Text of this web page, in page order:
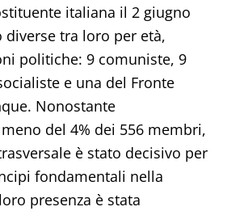
italiana il 2 giugno
diverse tra loro per età,
politiche: 9 comuniste, 9
e una del Fronte
Nonostante
del 4% dei 556 membri,
è stato decisivo per
fondamentali nella
presenza è stata